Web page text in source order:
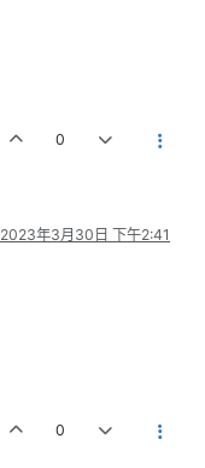
0
2023年3月30日 下午2:41
0